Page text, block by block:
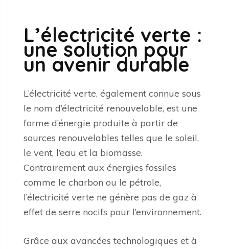
L’électricité verte :
une solution pour
un avenir durable
L’électricité verte, également connue sous
le nom d’électricité renouvelable, est une
forme d’énergie produite à partir de
sources renouvelables telles que le soleil,
le vent, l’eau et la biomasse.
Contrairement aux énergies fossiles
comme le charbon ou le pétrole,
l’électricité verte ne génère pas de gaz à
effet de serre nocifs pour l’environnement.
Grâce aux avancées technologiques et à